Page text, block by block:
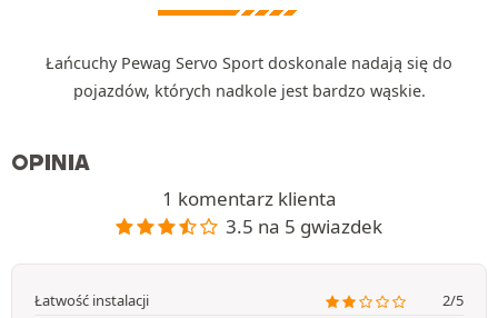
Łańcuchy Pewag Servo Sport doskonale nadają się do
pojazdów, których nadkole jest bardzo wąskie.
OPINIA
1 komentarz klienta
3.5 na 5 gwiazdek
Łatwość instalacji
2/5